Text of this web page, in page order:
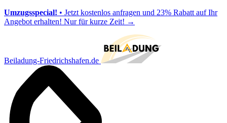
Umzugsspecial! • Jetzt kostenlos anfragen und 23% Rabatt auf Ihr
Angebot erhalten! Nur für kurze Zeit! →
Beiladung-Friedrichshafen.de